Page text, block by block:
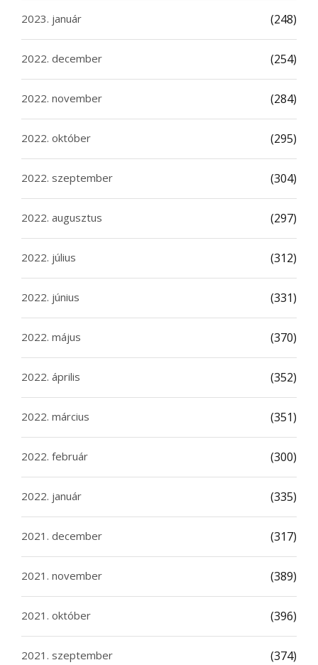
2023. január (248)
2022. december (254)
2022. november (284)
2022. október (295)
2022. szeptember (304)
2022. augusztus (297)
2022. július (312)
2022. június (331)
2022. május (370)
2022. április (352)
2022. március (351)
2022. február (300)
2022. január (335)
2021. december (317)
2021. november (389)
2021. október (396)
2021. szeptember (374)